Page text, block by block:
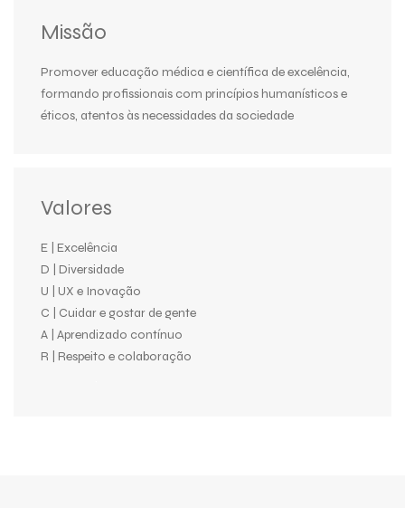
Missão
Promover educação médica e científica de excelência,
formando profissionais com princípios humanísticos e
éticos, atentos às necessidades da sociedade
Valores
E | Excelência
D | Diversidade
U | UX e Inovação
C | Cuidar e gostar de gente
A | Aprendizado contínuo
R | Respeito e colaboração